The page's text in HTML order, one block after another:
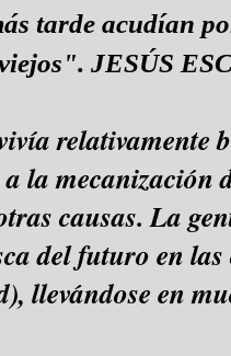
tarde acudían
JESÚS
relativamente
la mecanización
causas. La
del futuro en
llevándose en